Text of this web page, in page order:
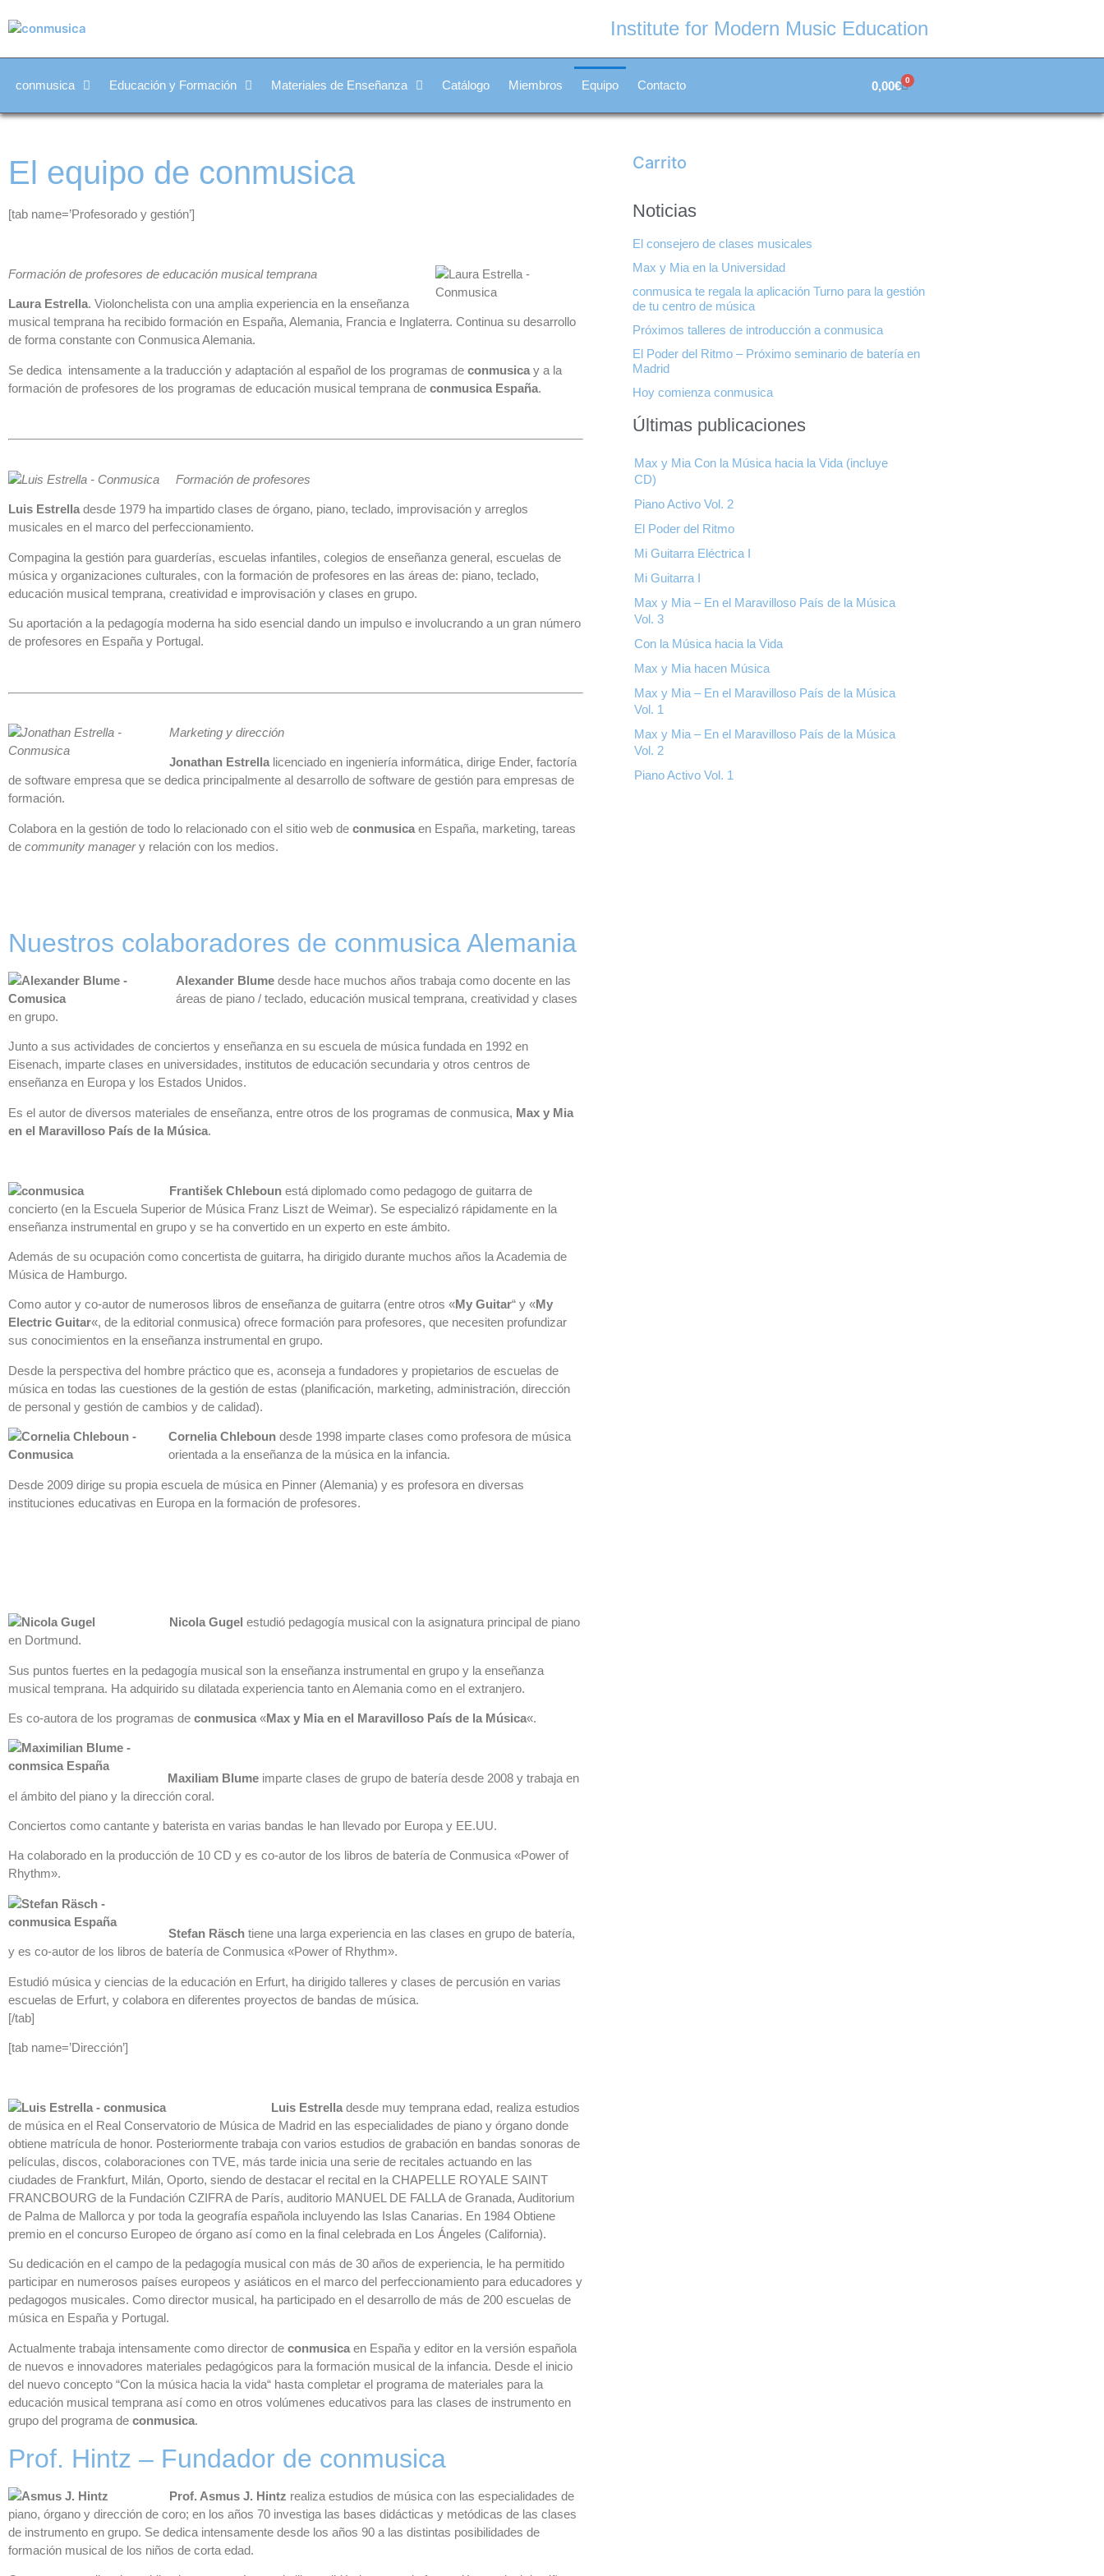
Institute for Modern Music Education
conmusica Educación y Formación Materiales de Enseñanza Catálogo Miembros Equipo Contacto 0,00€ 0
El equipo de conmusica
[tab name=’Profesorado y gestión’]
Formación de profesores de educación musical temprana
Laura Estrella. Violonchelista con una amplia experiencia en la enseñanza
musical temprana ha recibido formación en España, Alemania, Francia e Inglaterra. Continua su desarrollo
de forma constante con Conmusica Alemania.
Se dedica intensamente a la traducción y adaptación al español de los programas de conmusica y a la
formación de profesores de los programas de educación musical temprana de conmusica España.
Formación de profesores
Luis Estrella desde 1979 ha impartido clases de órgano, piano, teclado, improvisación y arreglos
musicales en el marco del perfeccionamiento.
Compagina la gestión para guarderías, escuelas infantiles, colegios de enseñanza general, escuelas de
música y organizaciones culturales, con la formación de profesores en las áreas de: piano, teclado,
educación musical temprana, creatividad e improvisación y clases en grupo.
Su aportación a la pedagogía moderna ha sido esencial dando un impulso e involucrando a un gran número
de profesores en España y Portugal.
Marketing y dirección
Jonathan Estrella licenciado en ingeniería informática, dirige Ender, factoría
de software empresa que se dedica principalmente al desarrollo de software de gestión para empresas de
formación.
Colabora en la gestión de todo lo relacionado con el sitio web de conmusica en España, marketing, tareas
de community managery relación con los medios.
Nuestros colaboradores de conmusica Alemania
Alexander Blume desde hace muchos años trabaja como docente en las
áreas de piano / teclado, educación musical temprana, creatividad y clases
en grupo.
Junto a sus actividades de conciertos y enseñanza en su escuela de música fundada en 1992 en
Eisenach, imparte clases en universidades, institutos de educación secundaria y otros centros de
enseñanza en Europa y los Estados Unidos.
Es el autor de diversos materiales de enseñanza, entre otros de los programas de conmusica, Max y Mia
en el Maravilloso País de la Música.
František Chleboun está diplomado como pedagogo de guitarra de
concierto (en la Escuela Superior de Música Franz Liszt de Weimar). Se especializó rápidamente en la
enseñanza instrumental en grupo y se ha convertido en un experto en este ámbito.
Además de su ocupación como concertista de guitarra, ha dirigido durante muchos años la Academia de
Música de Hamburgo.
Como autor y co-autor de numerosos libros de enseñanza de guitarra (entre otros «My Guitar“ y «My
Electric Guitar«, de la editorial conmusica) ofrece formación para profesores, que necesiten profundizar
sus conocimientos en la enseñanza instrumental en grupo.
Desde la perspectiva del hombre práctico que es, aconseja a fundadores y propietarios de escuelas de
música en todas las cuestiones de la gestión de estas (planificación, marketing, administración, dirección
de personal y gestión de cambios y de calidad).
Cornelia Chleboun desde 1998 imparte clases como profesora de música
orientada a la enseñanza de la música en la infancia.
Desde 2009 dirige su propia escuela de música en Pinner (Alemania) y es profesora en diversas
instituciones educativas en Europa en la formación de profesores.
Nicola Gugel estudió pedagogía musical con la asignatura principal de piano
en Dortmund.
Sus puntos fuertes en la pedagogía musical son la enseñanza instrumental en grupo y la enseñanza
musical temprana. Ha adquirido su dilatada experiencia tanto en Alemania como en el extranjero.
Es co-autora de los programas de conmusica «Max y Mia en el Maravilloso País de la Música«.
Maxiliam Blume imparte clases de grupo de batería desde 2008 y trabaja en
el ámbito del piano y la dirección coral.
Conciertos como cantante y baterista en varias bandas le han llevado por Europa y EE.UU.
Ha colaborado en la producción de 10 CD y es co-autor de los libros de batería de Conmusica «Power of
Rhythm».
Stefan Räsch tiene una larga experiencia en las clases en grupo de batería,
y es co-autor de los libros de batería de Conmusica «Power of Rhythm».
Estudió música y ciencias de la educación en Erfurt, ha dirigido talleres y clases de percusión en varias
escuelas de Erfurt, y colabora en diferentes proyectos de bandas de música.
[/tab]
[tab name=’Dirección’]
Luis Estrella desde muy temprana edad, realiza estudios
de música en el Real Conservatorio de Música de Madrid en las especialidades de piano y órgano donde
obtiene matrícula de honor. Posteriormente trabaja con varios estudios de grabación en bandas sonoras de
películas, discos, colaboraciones con TVE, más tarde inicia una serie de recitales actuando en las
ciudades de Frankfurt, Milán, Oporto, siendo de destacar el recital en la CHAPELLE ROYALE SAINT
FRANCBOURG de la Fundación CZIFRA de París, auditorio MANUEL DE FALLA de Granada, Auditorium
de Palma de Mallorca y por toda la geografía española incluyendo las Islas Canarias. En 1984 Obtiene
premio en el concurso Europeo de órgano así como en la final celebrada en Los Ángeles (California).
Su dedicación en el campo de la pedagogía musical con más de 30 años de experiencia, le ha permitido
participar en numerosos países europeos y asiáticos en el marco del perfeccionamiento para educadores y
pedagogos musicales. Como director musical, ha participado en el desarrollo de más de 200 escuelas de
música en España y Portugal.
Actualmente trabaja intensamente como director de conmusica en España y editor en la versión española
de nuevos e innovadores materiales pedagógicos para la formación musical de la infancia. Desde el inicio
del nuevo concepto “Con la música hacia la vida“ hasta completar el programa de materiales para la
educación musical temprana así como en otros volúmenes educativos para las clases de instrumento en
grupo del programa de conmusica.
Prof. Hintz – Fundador de conmusica
Prof. Asmus J. Hintz realiza estudios de música con las especialidades de
piano, órgano y dirección de coro; en los años 70 investiga las bases didácticas y metódicas de las clases
de instrumento en grupo. Se dedica intensamente desde los años 90 a las distintas posibilidades de
formación musical de los niños de corta edad.
Carrito
Noticias
El consejero de clases musicales
Max y Mia en la Universidad
conmusica te regala la aplicación Turno para la gestión
de tu centro de música
Próximos talleres de introducción a conmusica
El Poder del Ritmo – Próximo seminario de batería en
Madrid
Hoy comienza conmusica
Últimas publicaciones
Max y Mia Con la Música hacia la Vida (incluye
CD)
Piano Activo Vol. 2
El Poder del Ritmo
Mi Guitarra Eléctrica I
Mi Guitarra I
Max y Mia – En el Maravilloso País de la Música
Vol. 3
Con la Música hacia la Vida
Max y Mia hacen Música
Max y Mia – En el Maravilloso País de la Música
Vol. 1
Max y Mia – En el Maravilloso País de la Música
Vol. 2
Piano Activo Vol. 1